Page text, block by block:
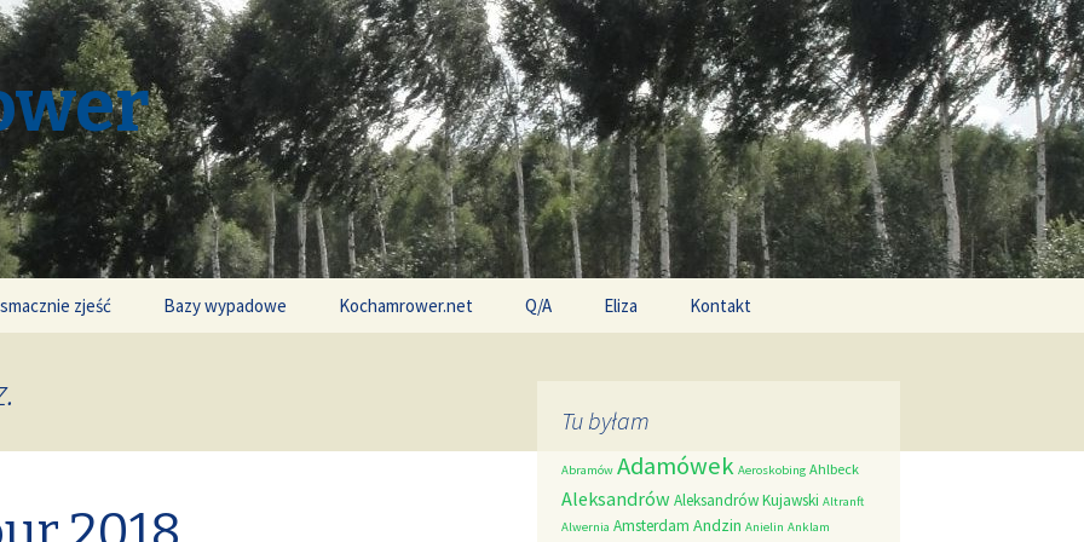
zjeść Bazy wypadowe Kochamrower.net Q/A Eliza Kontakt
Tu byłam
Abramów Adamówek Aeroskobing Ahlbeck
AleksandrówAleksandrów Kujawski Altranft
Alwernia Amsterdam Andzin Anielin Anklam